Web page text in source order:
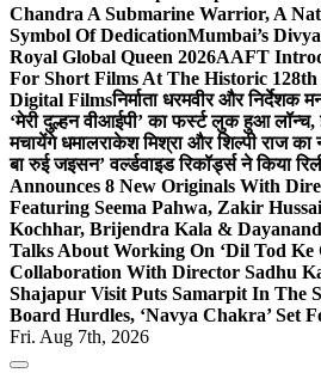
Chandra A Submarine Warrior, A
Symbol Of DedicationMumbai’s
Royal Global Queen 2026AAFT
For Short Films At The Historic
Digital Filmsनिर्माता धरमवीर और निर्देशक
‘मेरी दुल्हन वीआईपी’ का फर्स्ट लुक हुआ
मचायेंगे धमालराकेश मिश्रा और शिल्पी राज का
बा रुई जइसन’ वर्ल्डवाइड रिकॉर्ड्स ने किया
Announces 8 New Originals With
Featuring Seema Pahwa, Zakir
Kochhar, Brijendra Kala &
Talks About Working On ‘Dil Tod
Collaboration With Director Sadhu
Shajapur Visit Puts Samarpit In The
Board Hurdles, ‘Navya Chakra’ Set
Fri. Aug 7th, 2026